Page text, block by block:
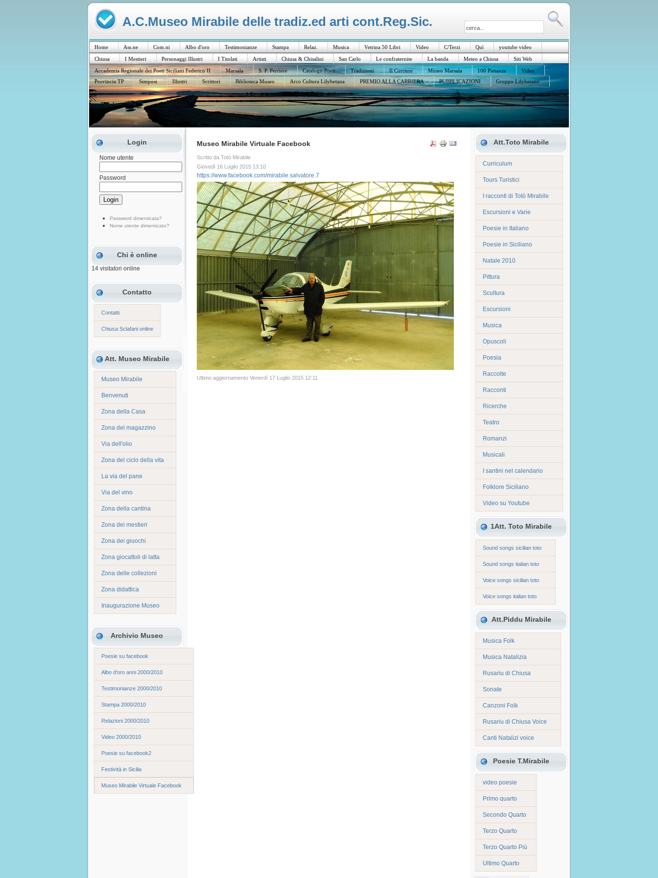
A.C.Museo Mirabile delle tradiz.ed arti cont.Reg.Sic.
Home Ass.ne Com.ni Albo d'oro Testimonianze Stampa Relaz. Musica Vetrina 50 Libri Video C/Terzi Quì
youtube video
Chiusa
I Mestieri Personaggi Illustri I Titolati Artisti Chiusa & Chisalini San Carlo Le confraternite La banda Meteo a Chiusa
Siti Web
Accademia Regionale dei Poeti Siciliani Federico II
Marsala S. P. Perriere Catalogo Poeti Tradizioni Il Corriere Museo Marsala 100 Pietanze
Video
Provincia TP
Simposi Illustri Scrittori Biblioteca Museo Arco Cultura Lilybetana PREMIO ALLA CARRIERA PUBBLICAZIONI Gruppo Lilybetano
Login
Nome utente
Password
Password dimenticata?
Nome utente dimenticato?
Chi è online
14 visitatori online
Contatto
Contatti
Chiusa Sclafani online
Att. Museo Mirabile
Museo Mirabile
Benvenuti
Zona della Casa
Zona del magazzino
Via dell'olio
Zona del ciclo della vita
La via del pane
Via del vino
Zona della cantina
Zona dei mestieri
Zona dei giuochi
Zona giocattoli di latta
Zona delle collezioni
Zona didattica
Inaugurazione Museo
Archivio Museo
Poesie su facebook
Albo d'oro anni 2000/2010
Testimonianze 2000/2010
Stampa 2000/2010
Relazioni 2000/2010
Video 2000/2010
Poesie su facebook2
Festività in Sicilia
Museo Mirabile Virtuale Facebook
Museo Mirabile Virtuale Facebook
Scritto da Totò Mirabile
Giovedì 16 Luglio 2015 13:10
https://www.facebook.com/mirabile.salvatore.7
Ultimo aggiornamento Venerdì 17 Luglio 2015 12:11
Att.Toto Mirabile
Curriculum
Tours Turistici
I racconti di Totò Mirabile
Escursioni e Varie
Poesie in Italiano
Poesie in Siciliano
Natale 2010
Pittura
Scultura
Escursioni
Musica
Opuscoli
Poesia
Raccolte
Racconti
Ricerche
Teatro
Romanzi
Musicali
I santini nel calendario
Folklore Siciliano
Video su Youtube
1Att. Toto Mirabile
Sound songs sicilian toto
Sound songs italian toto
Voice songs sicilian toto
Voice songs italian toto
Att.Piddu Mirabile
Musica Folk
Musica Natalizia
Rusariu di Chiusa
Sonate
Canzoni Folk
Rusariu di Chiusa Voice
Canti Natalizi voice
Poesie T.Mirabile
video poesie
Primo quarto
Secondo Quarto
Terzo Quarto
Terzo Quarto Più
Ultimo Quarto